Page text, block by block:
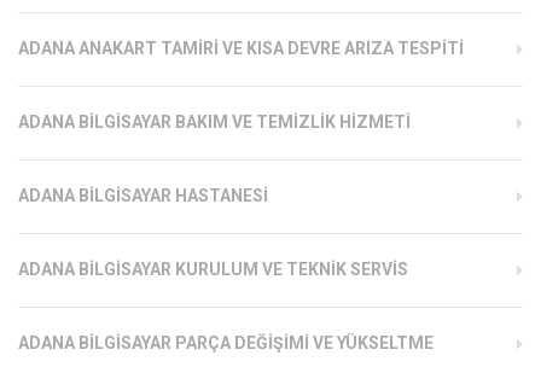
ADANA ANAKART TAMIRI VE KISA DEVRE ARIZA TESPITI
ADANA BILGISAYAR BAKIM VE TEMIZLIK HIZMETI
ADANA BILGISAYAR HASTANESI
ADANA BILGISAYAR KURULUM VE TEKNIK SERVIS
ADANA BILGISAYAR PARÇA DEĞIŞIMI VE YÜKSELTME